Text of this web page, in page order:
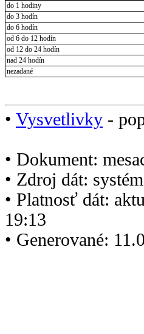
do 1 hodiny
do 3 hodín
do 6 hodín
od 6 do 12 hodín
od 12 do 24 hodín
nad 24 hodín
nezadané
• Vysvetlivky -
• Dokument:
• Zdroj dát:
• Platnosť dát:
19:13
• Generované: